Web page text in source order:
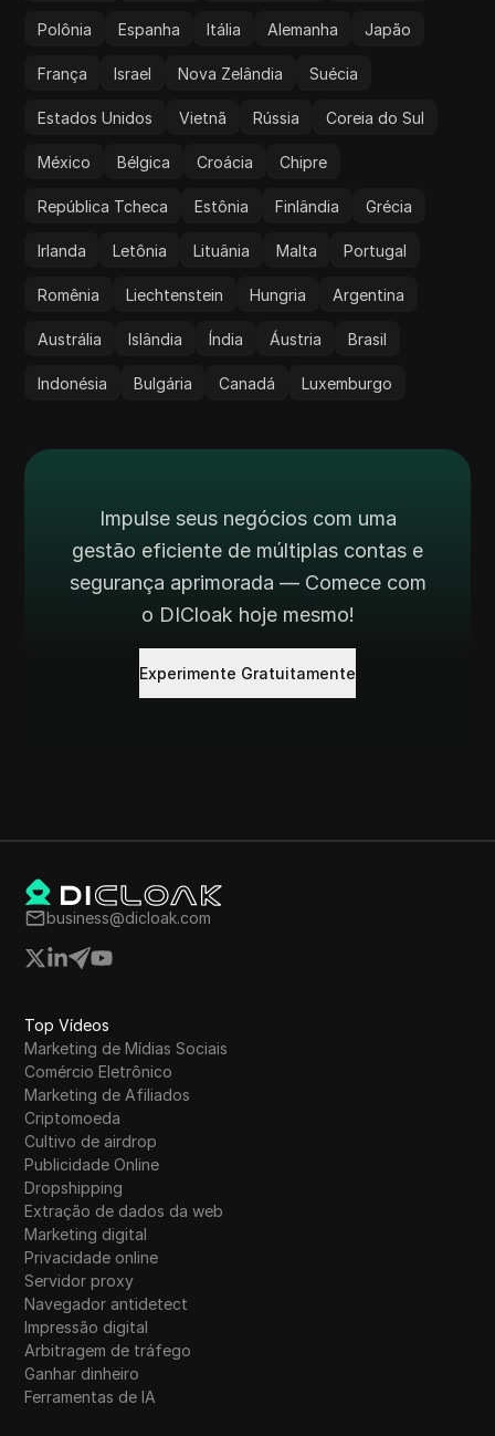
Polônia Espanha Itália Alemanha Japão
França Israel Nova Zelândia Suécia
Estados Unidos Vietnã Rússia Coreia do Sul
México Bélgica Croácia Chipre
República Tcheca Estônia Finlândia Grécia
Irlanda Letônia Lituânia Malta Portugal
Romênia Liechtenstein Hungria Argentina
Austrália Islândia Índia Áustria Brasil
Indonésia Bulgária Canadá Luxemburgo
Impulse seus negócios com uma
gestão eficiente de múltiplas contas e
segurança aprimorada — Comece com
o DICloak hoje mesmo!
Experimente Gratuitamente
business@dicloak.com
Top Vídeos
Marketing de Mídias Sociais
Comércio Eletrônico
Marketing de Afiliados
Criptomoeda
Cultivo de airdrop
Publicidade Online
Dropshipping
Extração de dados da web
Marketing digital
Privacidade online
Servidor proxy
Navegador antidetect
Impressão digital
Arbitragem de tráfego
Ganhar dinheiro
Ferramentas de IA